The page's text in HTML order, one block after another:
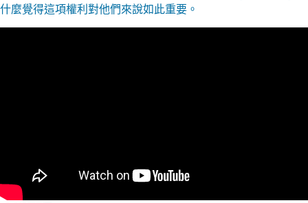
什麼覺得這項權利對他們來說如此重要。